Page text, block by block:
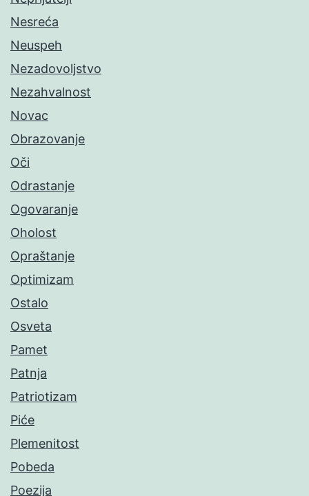
Nesreća
Neuspeh
Nezadovoljstvo
Nezahvalnost
Novac
Obrazovanje
Oči
Odrastanje
Ogovaranje
Oholost
Opraštanje
Optimizam
Ostalo
Osveta
Pamet
Patnja
Patriotizam
Piće
Plemenitost
Pobeda
Poezija